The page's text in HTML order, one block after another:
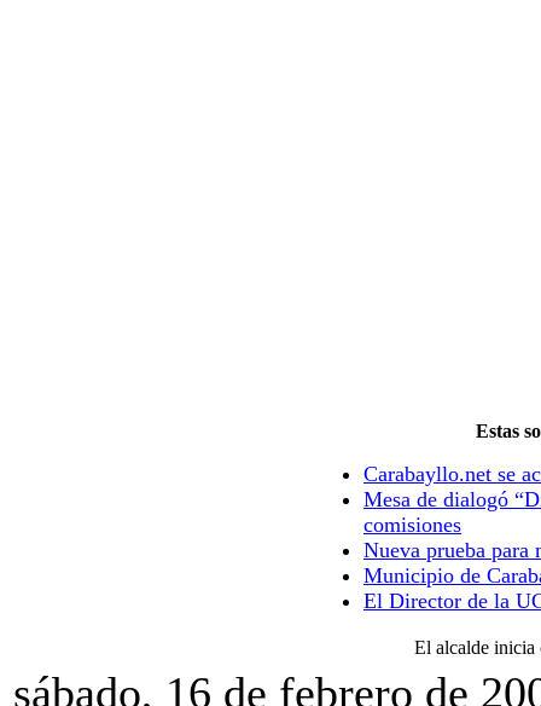
Estas
Carabayllo.net se
Mesa de dialogó
comisiones
Nueva prueba para
Municipio de
El Director de la
El alcalde inicia
sábado, 16 de febrero de